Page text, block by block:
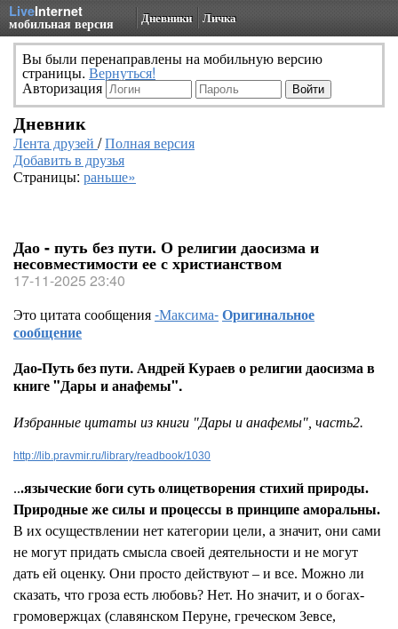
LiveInternet
мобильная версия Дневники Личка
Вы были перенаправлены на мобильную версию
страницы. Вернуться!
Авторизация
Дневник
Лента друзей /Полная версия
Добавить в друзья
Страницы: раньше»
Дао - путь без пути. О религии даосизма и
несовместимости ее с христианством
17-11-2025 23:40
Это цитата сообщения-Максима-Оригинальное
сообщение
Дао-Путь без пути. Андрей Кураев о религии даосизма в
книге "Дары и анафемы".
Избранные цитаты из книги "Дары и анафемы", часть2.
http://lib.pravmir.ru/library/readbook/1030
...языческие боги суть олицетворения стихий природы.
Природные же силы и процессы в принципе аморальны.
В их осуществлении нет категории цели, а значит, они сами
не могут придать смысла своей деятельности и не могут
дать ей оценку. Они просто действуют – и все. Можно ли
сказать, что гроза есть любовь? Нет. Но значит, и о богах-
громовержцах (славянском Перуне, греческом Зевсе,